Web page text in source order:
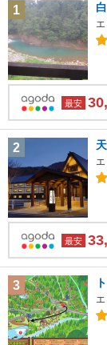
1
エ
最安
2
エ
最安
3
エ